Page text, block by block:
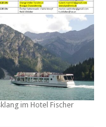
im Hotel Fischer